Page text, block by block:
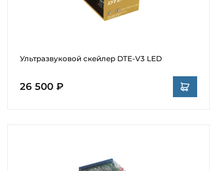
Ультразвуковой скейлер DTE-V3 LED
26 500 ₽